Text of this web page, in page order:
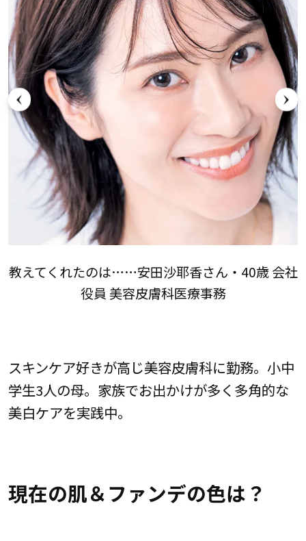
教えてくれたのは……安田沙耶香さん・40歳 会社
役員 美容皮膚科医療事務
スキンケア好きが高じ美容皮膚科に勤務。小中
学生3人の母。家族でお出かけが多く多角的な
美白ケアを実践中。
現在の肌＆ファンデの色は？